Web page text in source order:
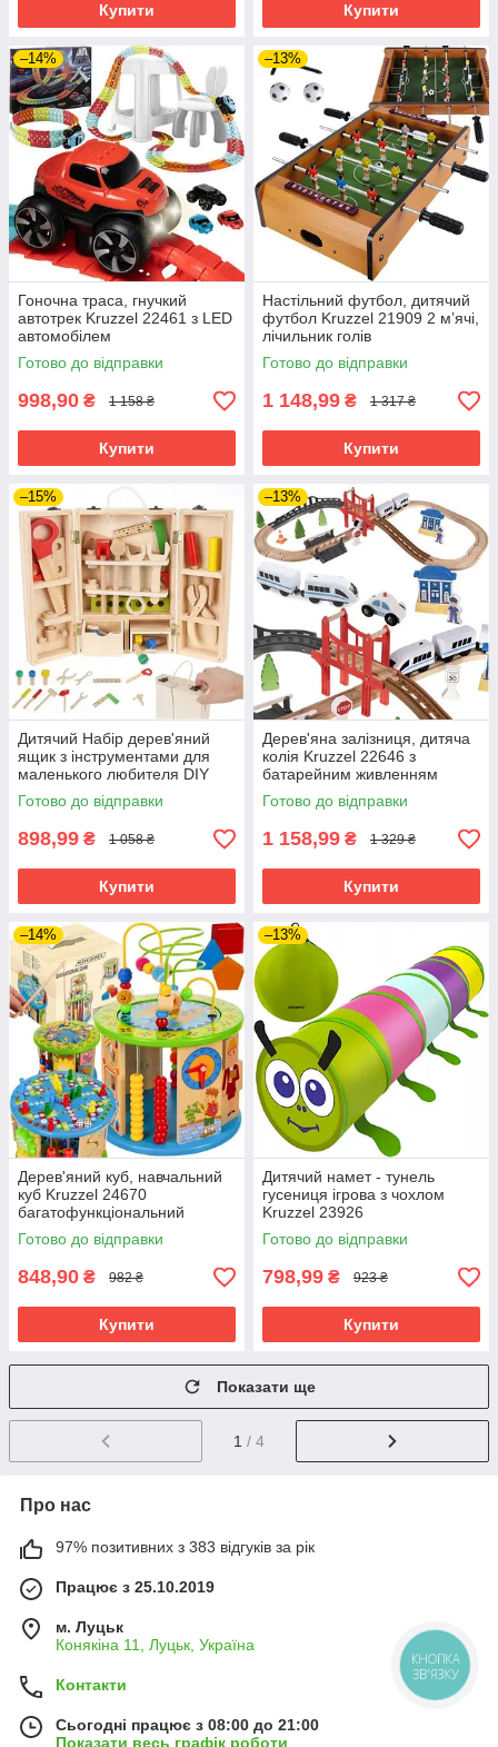
Купити Купити
–14%
Гоночна траса, гнучкий
автотрек Kruzzel 22461 з LED
автомобілем
Готово до відправки
998,90 ₴ 1 158 ₴
Купити
–13%
Настільний футбол, дитячий
футбол Kruzzel 21909 2 м’ячі,
лічильник голів
Готово до відправки
1 148,99 ₴ 1 317 ₴
Купити
–15%
Дитячий Набір дерев'яний
ящик з інструментами для
маленького любителя DIY
Kruzzel 22697
Готово до відправки
898,99 ₴ 1 058 ₴
Купити
–13%
Дерев'яна залізниця, дитяча
колія Kruzzel 22646 з
батарейним живленням
Готово до відправки
1 158,99 ₴ 1 329 ₴
Купити
–14%
Дерев'яний куб, навчальний
куб Kruzzel 24670
багатофункціональний
розвиваючий
Готово до відправки
848,90 ₴ 982 ₴
Купити
–13%
Дитячий намет - тунель
гусениця ігрова з чохлом
Kruzzel 23926
Готово до відправки
798,99 ₴ 923 ₴
Купити
Показати ще
1 / 4
Про нас
97% позитивних з 383 відгуків за рік
Працює з 25.10.2019
м. Луцьк
Конякіна 11, Луцьк, Україна
Контакти
Сьогодні працює з 08:00 до 21:00
Показати весь графік роботи
КНОПКА
ЗВ'ЯЗКУ